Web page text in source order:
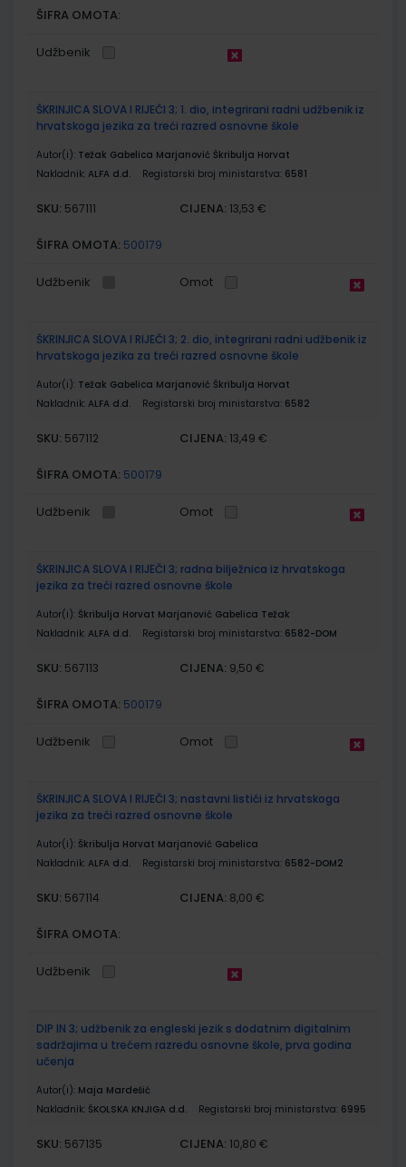
ŠIFRA OMOTA:
Udžbenik
ŠKRINJICA SLOVA I RIJEČI 3; 1. dio, integrirani radni udžbenik iz
hrvatskoga jezika za treći razred osnovne škole
Autor(i): Težak Gabelica Marjanović Škribulja Horvat
Nakladnik: ALFA d.d. Registarski broj ministarstva: 6581
SKU: 567111 CIJENA: 13,53 €
ŠIFRA OMOTA: 500179
Udžbenik Omot
ŠKRINJICA SLOVA I RIJEČI 3; 2. dio, integrirani radni udžbenik iz
hrvatskoga jezika za treći razred osnovne škole
Autor(i): Težak Gabelica Marjanović Škribulja Horvat
Nakladnik: ALFA d.d. Registarski broj ministarstva: 6582
SKU: 567112 CIJENA: 13,49 €
ŠIFRA OMOTA: 500179
Udžbenik Omot
ŠKRINJICA SLOVA I RIJEČI 3; radna bilježnica iz hrvatskoga
jezika za treći razred osnovne škole
Autor(i): Škribulja Horvat Marjanović Gabelica Težak
Nakladnik: ALFA d.d. Registarski broj ministarstva: 6582-DOM
SKU: 567113 CIJENA: 9,50 €
ŠIFRA OMOTA: 500179
Udžbenik Omot
ŠKRINJICA SLOVA I RIJEČI 3; nastavni listići iz hrvatskoga
jezika za treći razred osnovne škole
Autor(i): Škribulja Horvat Marjanović Gabelica
Nakladnik: ALFA d.d. Registarski broj ministarstva: 6582-DOM2
SKU: 567114 CIJENA: 8,00 €
ŠIFRA OMOTA:
Udžbenik
DIP IN 3; udžbenik za engleski jezik s dodatnim digitalnim
sadržajima u trećem razredu osnovne škole, prva godina
učenja
Autor(i): Maja Mardešić
Nakladnik: ŠKOLSKA KNJIGA d.d. Registarski broj ministarstva: 6995
SKU: 567135 CIJENA: 10,80 €